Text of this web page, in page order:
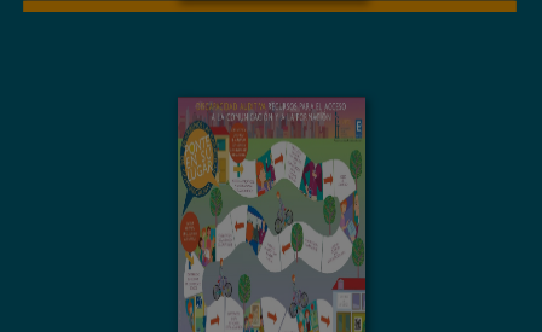
Discapacidad
Auditiva. Recursos
para el acceso a la
comunicación y a la
formación